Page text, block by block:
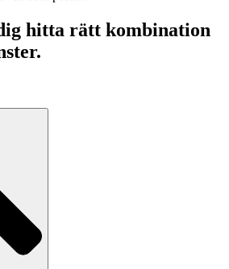
hitta rätt kombination